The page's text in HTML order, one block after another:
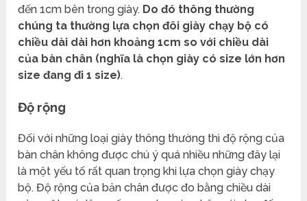
đến 1cm bên trong giày. Do đó thông thường
chúng ta thường lựa chọn đôi giày chạy bộ có
chiều dài dài hơn khoảng 1cm so với chiều dài
của bàn chân (nghĩa là chọn giày có size lớn hơn
size đang đi 1 size).
Độ rộng
Đối với những loại giày thông thường thì độ rộng của
bàn chân không được chú ý quá nhiều những đây lại
là một yếu tố rất quan trọng khi lựa chọn giày chạy
bộ. Độ rộng của bản chân được đo bằng chiều dài